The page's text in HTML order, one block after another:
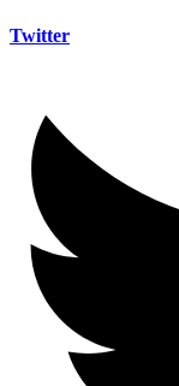
Twitter